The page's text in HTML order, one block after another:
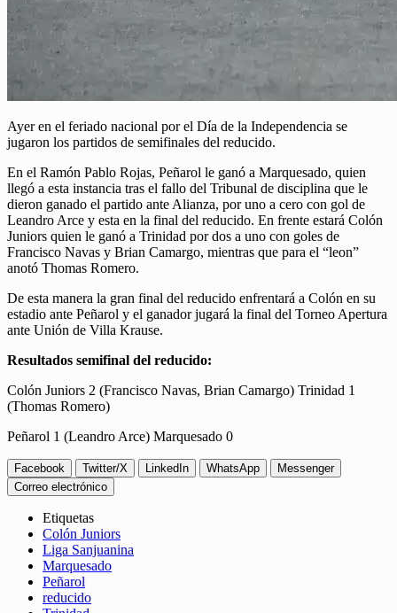
Ayer en el feriado nacional por el Día de la Independencia se
jugaron los partidos de semifinales del reducido.
En el Ramón Pablo Rojas, Peñarol le ganó a Marquesado, quien
llegó a esta instancia tras el fallo del Tribunal de disciplina que le
dieron ganado el partido ante Alianza, por uno a cero con gol de
Leandro Arce y esta en la final del reducido. En frente estará Colón
Juniors quien le ganó a Trinidad por dos a uno con goles de
Francisco Navas y Brian Camargo, mientras que para el “leon”
anotó Thomas Romero.
De esta manera la gran final del reducido enfrentará a Colón en su
estadio ante Peñarol y el ganador jugará la final del Torneo Apertura
ante Unión de Villa Krause.
Resultados semifinal del reducido:
Colón Juniors 2 (Francisco Navas, Brian Camargo) Trinidad 1
(Thomas Romero)
Peñarol 1 (Leandro Arce) Marquesado 0
Facebook Twitter/X LinkedIn WhatsApp
Messenger
Correo electrónico
Etiquetas
Colón Juniors
Liga Sanjuanina
Marquesado
Peñarol
reducido